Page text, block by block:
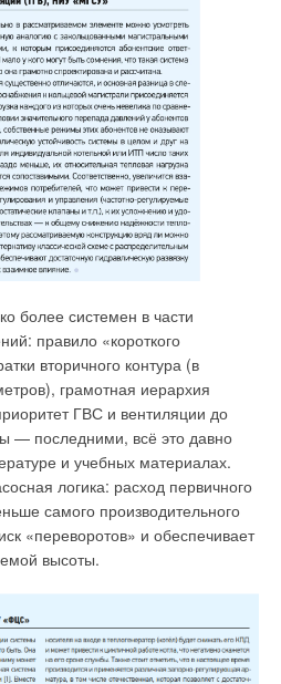
более системен в части
правило «короткого
вторичного контура (в
грамотная иерархия
ГВС и вентиляции до
— последними, всё это давно
и учебных материалах.
логика: расход первичного
самого производительного
«переворотов» и обеспечивает
высоты.
КЧХ объекта
характеристики (КЧХ)
Графики переходной функции
с ПИ- и ПИД-регуляторами
эффективность
автоматического
и нейроконтроллером.